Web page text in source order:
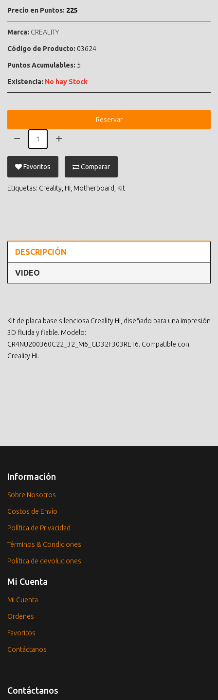
Precio en Puntos: 225
Marca: CREALITY
Código de Producto: 03624
Puntos Acumulables: 5
Existencia: No hay Stock
Reservar
Favoritos Comparar
Etiquetas: Creality Hi Motherboard Kit
DESCRIPCIÓN
VIDEO
Kit de placa base silenciosa Creality Hi, diseñado para una impresión
3D fluida y fiable. Modelo:
CR4NU200360C22_32_M6_GD32F303RET6. Compatible con:
Creality Hi.
Información
Sobre Nosotros
Costos de Envío
Política de Privacidad
Términos & Condiciones
Política de devoluciones
Mi Cuenta
Mi Cuenta
Ordenes
Favoritos
Contáctanos
Contáctanos